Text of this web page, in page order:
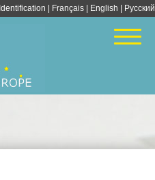
Identification Français English | Pусский